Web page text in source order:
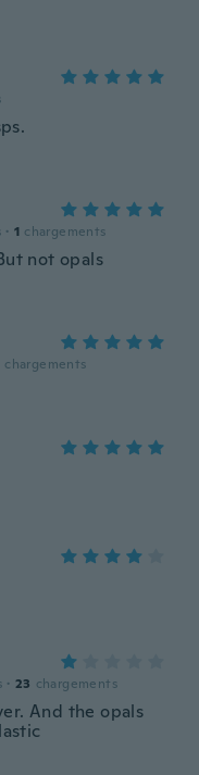
· 1 chargements
not opals
chargements
· 23 chargements
And the opals